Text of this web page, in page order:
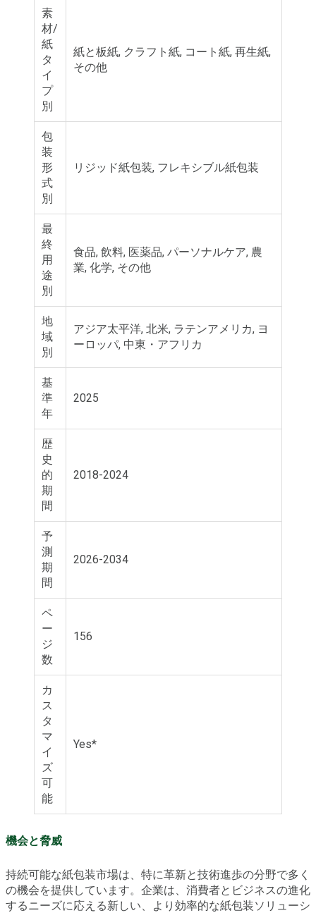
素
材/
紙
タ
イ
プ
別
紙と板紙, クラフト紙, コート紙, 再生紙,
その他
包
装
形
式
別
リジッド紙包装, フレキシブル紙包装
最
終
用
途
別
食品, 飲料, 医薬品, パーソナルケア, 農
業, 化学, その他
地
域
別
アジア太平洋, 北米, ラテンアメリカ, ヨ
ーロッパ, 中東・アフリカ
基
準
年
2025
歴
史
的
期
間
2018-2024
予
測
期
間
2026-2034
ペ
ー
ジ
数
156
カ
ス
タ
マ
イ
ズ
可
能
Yes*
機会と脅威
持続可能な紙包装市場は、特に革新と技術進歩の分野で多く
の機会を提供しています。企業は、消費者とビジネスの進化
するニーズに応える新しい、より効率的な紙包装ソリューシ